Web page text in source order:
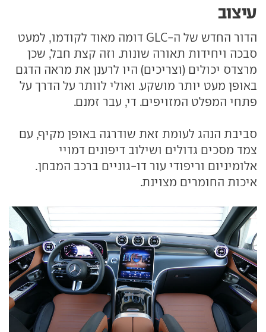
עיצוב
הדור החדש של ה-GLC דומה מאוד לקודמו, למעט
סבכה ויחידות תאורה שונות. וזה קצת חבל, שכן
מרצדס יכולים (וצריכים) היו לרענן את מראה הדגם
באופן מעט יותר מושקע. ואולי לוותר על הדרך על
פתחי המפלט המזויפים. די, עבר זמנם.
סביבת הנהג לעומת זאת שודרגה באופן מקיף, עם
צמד מסכים גדולים ושילוב דיפונים דמויי
אלומיניום וריפודי עור דו-גוניים ברכב המבחן.
איכות החומרים מצוינת.